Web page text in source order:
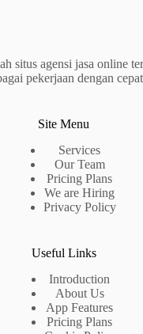
situs agensi jasa online
pekerjaan dengan
Site Menu
Services
Our Team
Pricing Plans
We are Hiring
Privacy Policy
Useful Links
Introduction
About Us
App Features
Pricing Plans